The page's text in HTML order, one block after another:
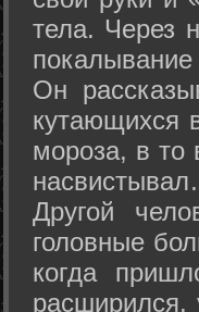
тела. Через
Он
кутающихся
мороза, в то
Другой
головные
когда
расширился,